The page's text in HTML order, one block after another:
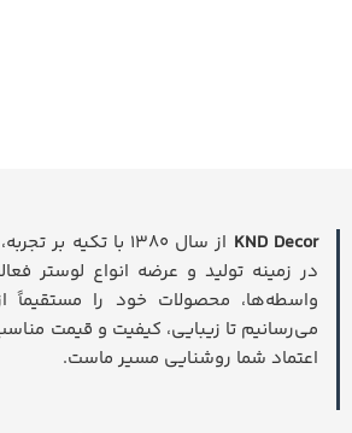
KND Decor
از سال ۱۳۸۰ با تکیه
در زمینه تولید و عرضه انواع لوستر
واسطه‌ها، محصولات خود را مستقیماً
می‌رسانیم تا زیبایی، کیفیت و قیمت
اعتماد شما روشنایی مسیر ماست.